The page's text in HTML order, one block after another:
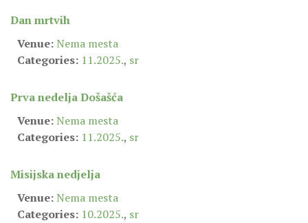
SINODSKA MOLITVA
MOTO I LOGO
SINODSKI URED
SINODSKI VESNIK
Dan mrtvih
Venue: Nema mesta
Categories: 11.2025., sr
Prva nedelja Došašća
Venue: Nema mesta
Categories: 11.2025., sr
Misijska nedjelja
Venue: Nema mesta
Categories: 10.2025., sr